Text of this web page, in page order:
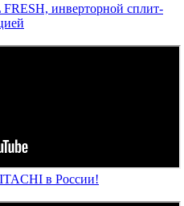
инверторной сплит-
в России!